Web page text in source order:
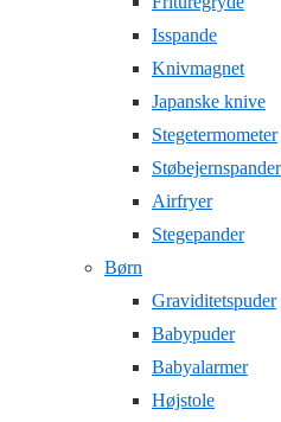
Isspande
Knivmagnet
Japanske knive
Stegetermometer
Støbejernspander
Airfryer
Stegepander
Børn
Graviditetspuder
Babypuder
Babyalarmer
Højstole